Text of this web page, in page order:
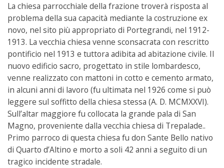
La chiesa parrocchiale della frazione troverà risposta al
problema della sua capacità mediante la costruzione ex
novo, nel sito più appropriato di Portegrandi, nel 1912-
1913. La vecchia chiesa venne sconsacrata con rescritto
pontificio nel 1913 e tuttora adibita ad abitazione civile. Il
nuovo edificio sacro, progettato in stile lombardesco,
venne realizzato con mattoni in cotto e cemento armato,
in alcuni anni di lavoro (fu ultimata nel 1926 come si può
leggere sul soffitto della chiesa stessa (A. D. MCMXXVI).
Sull’altar maggiore fu collocata la grande pala di San
Magno, proveniente dalla vecchia chiesa di Trepalade..
Primo parroco di questa chiesa fu don Sante Bello nativo
di Quarto d’Altino e morto a soli 42 anni a seguito di un
tragico incidente stradale.